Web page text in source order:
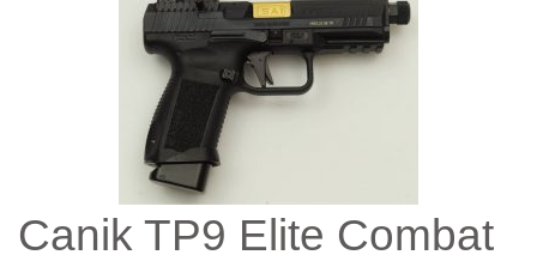
Canik TP9 Elite Combat